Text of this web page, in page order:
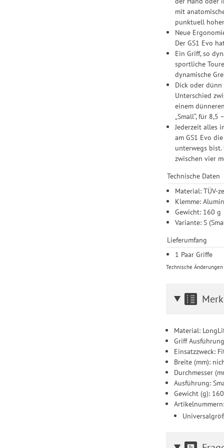
mit
punktuell
Neue
Der GS1 Evo
Ein Griff, so
sportliche
dynamische
Dick oder
Unterschied
einem
„Small“, für 8,5
Jederzeit alles
am GS1 Evo
unterwegs
zwischen vier
Technische Daten
Material: TÜV-
Klemme:
Gewicht: 160 g
Variante: S
Lieferumfang
1 Paar Griffe
Technische
Material:
Griff
Einsatzzweck:
Breite (mm):
Durchmesser
Ausführung:
Gewicht (g): 160
Artikelnummern: